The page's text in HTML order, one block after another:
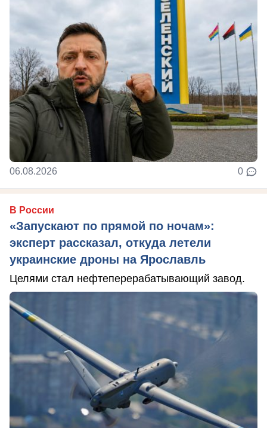
06.08.2026 0
В России
«Запускают по прямой по ночам»:
эксперт рассказал, откуда летели
украинские дроны на Ярославль
Целями стал нефтеперерабатывающий завод.